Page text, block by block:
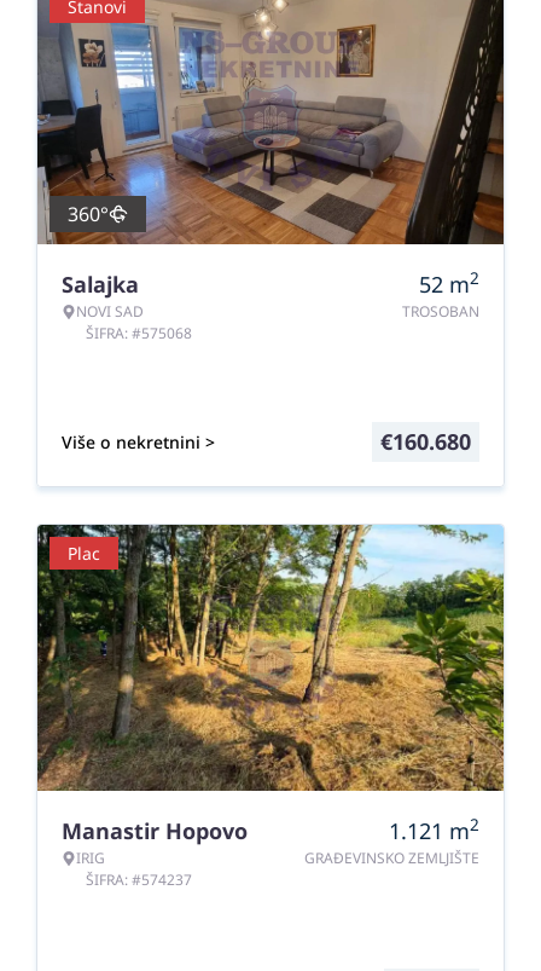
Stanovi
360°
Salajka
NOVI SAD
ŠIFRA: #575068
52 m2
TROSOBAN
Više o nekretnini > €160.680
Plac
Manastir Hopovo
IRIG
ŠIFRA: #574237
1.121 m2
GRAĐEVINSKO ZEMLJIŠTE